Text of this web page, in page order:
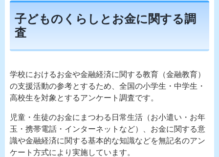
子どものくらしとお金に関する調
査
学校におけるお金や金融経済に関する教育（金融教育）
の支援活動の参考とするため、全国の小学生・中学生・
高校生を対象とするアンケート調査です。
児童・生徒のお金にまつわる日常生活（お小遣い・お年
玉・携帯電話・インターネットなど）、お金に関する意
識や金融経済に関する基本的な知識などを無記名のアン
ケート方式により実施しています。